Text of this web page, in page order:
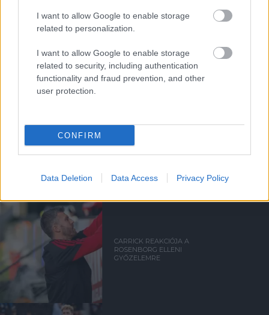
I want to allow Google to enable storage
related to personalization.
I want to allow Google to enable storage
related to security, including authentication
functionality and fraud prevention, and other
user protection.
CONFIRM
Data Deletion Data Access Privacy Policy
BLOMQVIST: CARRICKKEL
ATLETICO ELLENI
CARRICK REAKCIÓJA A
ROSENBORG ELLENI
GYŐZELEMRE